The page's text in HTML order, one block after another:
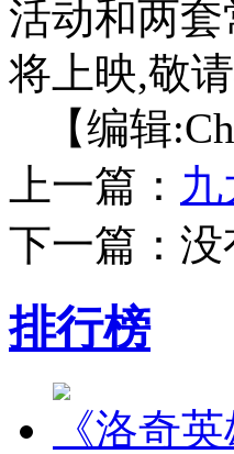
活动和两
将上映,敬
【编辑
上一篇：
下一篇：没
排行榜
《洛奇